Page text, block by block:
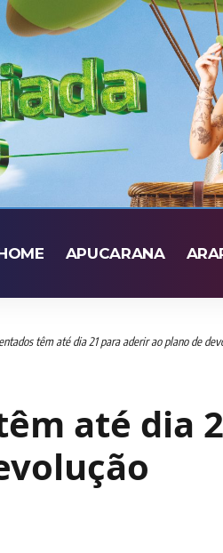
APUCARANA
têm até dia 21 para aderir ao plano de
até dia